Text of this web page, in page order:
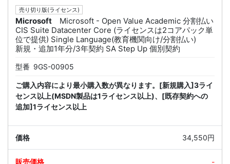
売り切り版(ライセンス)
Microsoft
Microsoft - Open Value Academic 分割払い
CIS Suite Datacenter Core (ライセンスは2コアパック単
位で提供) Single Language(教育機関向け/分割払い)
新規・追加1年分/3年契約 SA Step Up 個別契約
型番 9GS-00905
ご購入内容により最小購入数が異なります。[新規購入]3ライ
センス以上(MSDN製品は1ライセンス以上)、[既存契約への
追加]1ライセンス以上
34,550円
-